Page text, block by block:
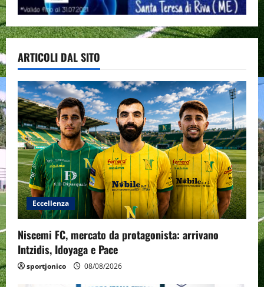
ARTICOLI DAL SITO
Eccellenza
Niscemi FC, mercato da protagonista: arrivano
Intzidis, Idoyaga e Pace
sportjonico 08/08/2026